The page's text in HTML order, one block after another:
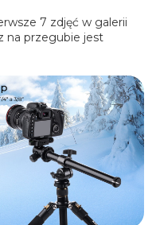
7 zdjęć w galerii
na przegubie jest